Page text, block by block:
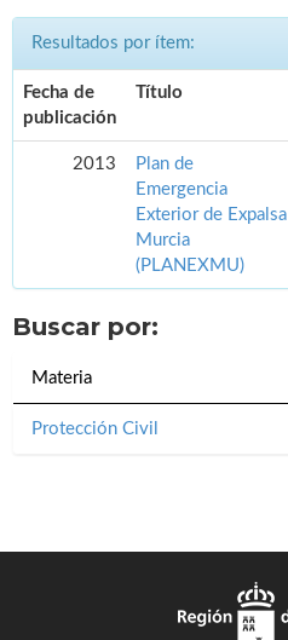
Resultados por ítem:
Fecha de
publicación
Título
2013
Plan de
Emergencia
Exterior de Expalsa
Murcia
(PLANEXMU)
Buscar por:
Materia
Protección Civil